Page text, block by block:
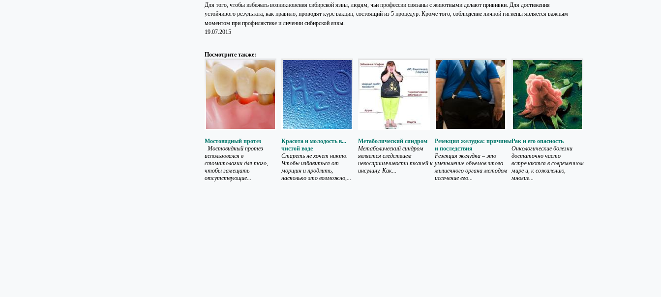
Для того, чтобы избежать возникновения сибирской язвы, людям, чьи профессии связаны с животными делают прививки. Для достижения
устойчивого результата, как правило, проводят курс вакцин, состоящий из 5 процедур. Кроме того, соблюдение личной гигиены является важным
моментом при профилактике и личении сибирской язвы.
19.07.2015
Посмотрите также:
Мостовидный протез
Мостовидный протез
использовался в
стоматологии для того,
чтобы замещать
отсутствующие...
Красота и молодость в...
чистой воде
Стареть не хочет никто.
Чтобы избавиться от
морщин и продлить,
насколько это возможно,...
Метаболический синдром
Метаболический синдром
является следствием
невосприимчивости тканей к
инсулину. Как...
Резекция желудка: причины
и последствия
Резекция желудка – это
уменьшение объемов этого
мышечного органа методом
иссечение его...
Рак и его опасность
Онкологические болезни
достаточно часто
встречаются в современном
мире и, к сожалению,
многие...